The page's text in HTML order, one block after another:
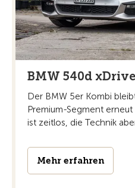
BMW 540d
Der BMW 5er Kombi
Premium-Segment
ist zeitlos, die Technik
Mehr erfahren